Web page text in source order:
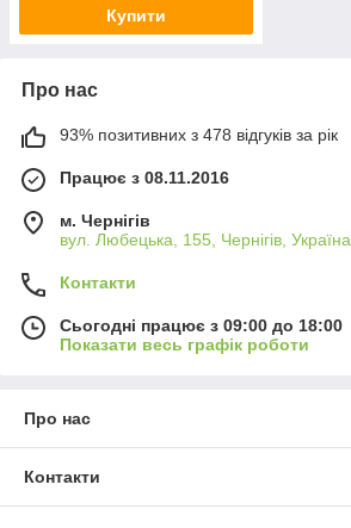
Купити
Про нас
93% позитивних з 478 відгуків за рік
Працює з 08.11.2016
м. Чернігів
вул. Любецька, 155, Чернігів, Україна
Контакти
Сьогодні працює з 09:00 до 18:00
Показати весь графік роботи
Про нас
Контакти